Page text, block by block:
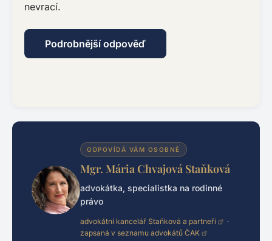
nevrací.
Podrobnější odpověď
ODPOVÍDÁ VÁM OSOBNĚ
Mgr. Mária Chvajová Staňková
advokátka, specialistka na rodinné
právo
advokátní kancelář Staňková a partneři
·
zapsaná v seznamu advokátů ČAK